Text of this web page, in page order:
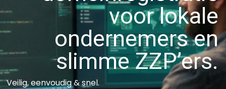
voor lokale
ondernemers en
slimme ZZP’ers.
Veilig, eenvoudig & snel.